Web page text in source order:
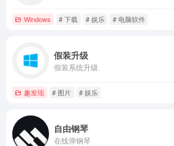
Windows # 下载 # 娱乐 # 电脑软件
假装升级
假装系统升级
趣发现 # 图片 # 娱乐
自由钢琴
在线弹钢琴